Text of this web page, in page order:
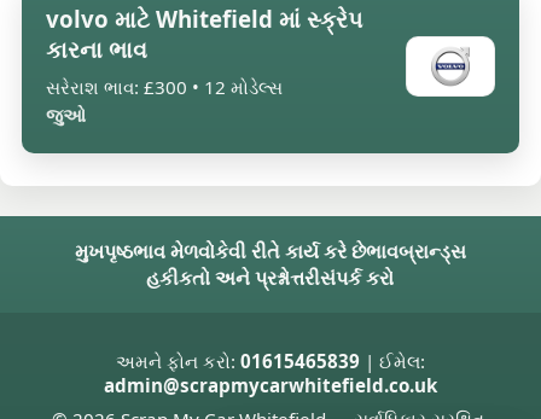
volvo માટે Whitefield માં સ્ક્રેપ
કારના ભાવ
સરેરાશ ભાવ: £300 • 12 મોડેલ્સ
જુઓ
મુખપૃષ્ઠભાવ મેળવોકેવી રીતે કાર્ય કરે છેભાવબ્રાન્ડ્સ
હકીકતો અને પ્રશ્નોત્તરીસંપર્ક કરો
અમને ફોન કરો: 01615465839 | ઈમેલ:
admin@scrapmycarwhitefield.co.uk